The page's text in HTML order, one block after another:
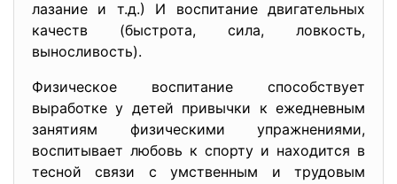
лазание и т.д.) И воспитание двигательных
качеств (быстрота, сила, ловкость,
выносливость).
Физическое воспитание способствует
выработке у детей привычки к ежедневным
занятиям физическими упражнениями,
воспитывает любовь к спорту и находится в
тесной связи с умственным и трудовым